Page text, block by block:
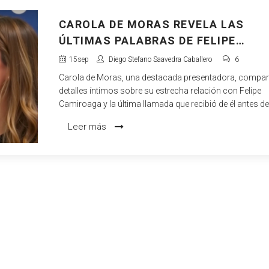
CAROLA DE MORAS REVELA LAS
ÚLTIMAS PALABRAS DE FELIPE
CAMIROAGA: UNA LLAMADA LLENA
ANGUSTIA Y PRESAGIO
15sep Diego Stefano Saavedra Caballero 6
Carola de Moras, una destacada presentadora,
detalles íntimos sobre su estrecha relación con Felipe
Camiroaga y la última llamada que recibió de él antes
sensación de angustia y presagio.
Leer más